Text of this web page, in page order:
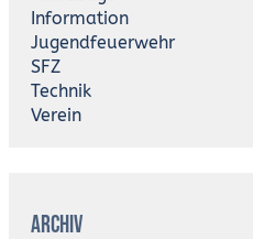
Information
Jugendfeuerwehr
SFZ
Technik
Verein
Archiv